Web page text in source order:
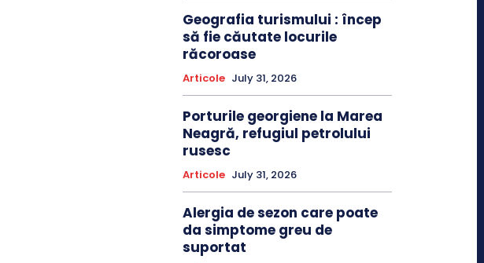
Geografia turismului : încep
să fie căutate locurile
răcoroase
Articole July 31, 2026
Porturile georgiene la Marea
Neagră, refugiul petrolului
rusesc
Articole July 31, 2026
Alergia de sezon care poate
da simptome greu de
suportat